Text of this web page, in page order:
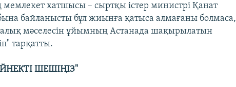
хатшысы – сыртқы істер министрі Қанат
байланысты бұл жиынға қатыса алмағаны болмаса,
мәселесін ұйымның Астанада шақырылатын
тарқатты.
ШЕШІҢІЗ"